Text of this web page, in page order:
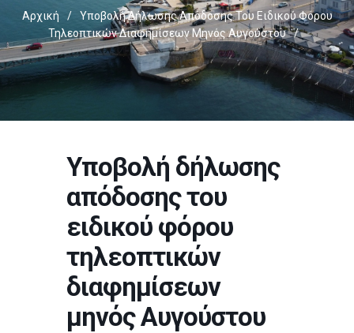
Αρχική /
Υποβολή Δήλωσης Απόδοσης Του Ειδικού Φόρου
Τηλεοπτικών Διαφημίσεων Μηνός Αυγούστου
/
Υποβολή δήλωσης
απόδοσης του
ειδικού φόρου
τηλεοπτικών
διαφημίσεων
μηνός Αυγούστου